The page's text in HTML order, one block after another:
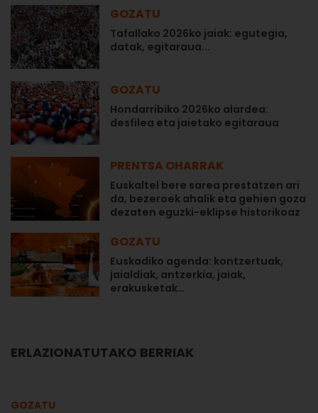
GOZATU
Tafallako 2026ko jaiak: egutegia,
datak, egitaraua...
GOZATU
Hondarribiko 2026ko alardea:
desfilea eta jaietako egitaraua
PRENTSA OHARRAK
Euskaltel bere sarea prestatzen ari
da, bezeroek ahalik eta gehien goza
dezaten eguzki-eklipse historikoaz
GOZATU
Euskadiko agenda: kontzertuak,
jaialdiak, antzerkia, jaiak,
erakusketak…
ERLAZIONATUTAKO BERRIAK
GOZATU